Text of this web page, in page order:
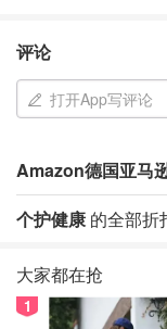
评论
打开App写评论
Amazon德国亚马
个护健康 的全部折
大家都在抢
1